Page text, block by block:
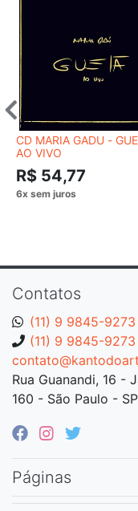
CD MARIA GADU -
AO VIVO
R$ 54,77
Contatos
(11) 9 9845-9273
(11) 9 9845-9273
Rua Guanandi, 16 -
160 - São Paulo - SP
Páginas